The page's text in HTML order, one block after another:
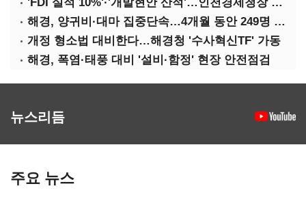
해경, 양귀비·대마 집중단속…4개월 동안 249명 검거
개정 형소법 대비한다…해경청 '수사혁신TF' 가동
해경, 폭염·태풍 대비 '설비·함정' 현장 안전점검
뉴스리듬
주요 뉴스